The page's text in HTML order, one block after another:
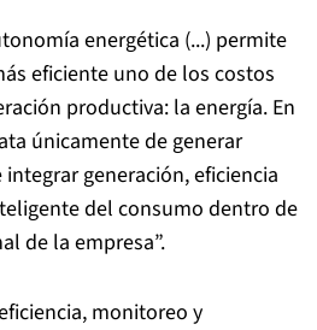
energética (...) permite
eficiente uno de los costos
productiva: la energía. En
únicamente de generar
generación, eficiencia
del consumo dentro de
de la empresa”.
monitoreo y